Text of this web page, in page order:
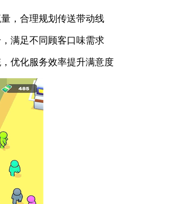
，合理规划传送带动线
满足不同顾客口味需求
优化服务效率提升满意度